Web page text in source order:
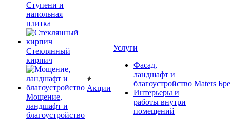
Ступени и
напольная
плитка
Cтеклянный
кирпич
Мощение,
ландшафт и
благоустройство
Акции
Услуги
Фасад,
ландшафт и
благоустройство
Интерьеры и
работы внутри
помещений
Maters